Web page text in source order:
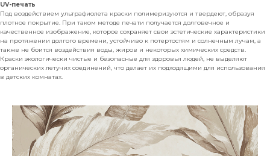
UV-печать
Под воздействием ультрафиолета краски полимеризуются и твердеют, образуя
плотное покрытие. При таком методе печати получается долговечное и
качественное изображение, которое сохраняет свои эстетические характеристики
на протяжении долгого времени, устойчиво к потертостям и солнечным лучам, а
также не боится воздействия воды, жиров и некоторых химических средств.
Краски экологически чистые и безопасные для здоровья людей, не выделяют
органических летучих соединений, что делает их подходящими для использования
в детских комнатах.